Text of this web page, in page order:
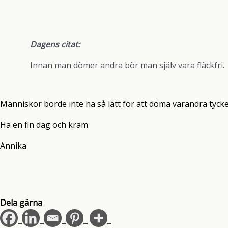
Dagens citat:
Innan man dömer andra bör man själv vara fläckfri.
Människor borde inte ha så lätt för att döma varandra
Ha en fin dag och kram
Annika
Dela gärna